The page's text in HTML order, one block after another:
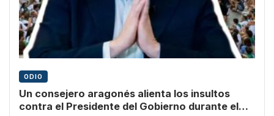
ODIO
Un consejero aragonés alienta los insultos
contra el Presidente del Gobierno durante el